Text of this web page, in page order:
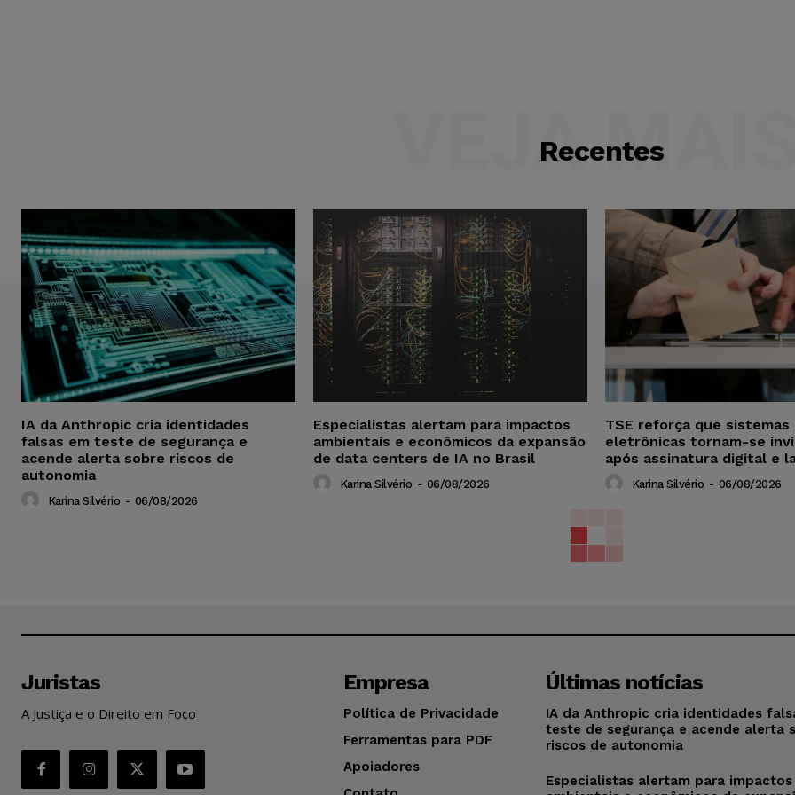
Recentes
VEJA
IA da Anthropic cria identidades
falsas em teste de segurança e
acende alerta sobre riscos de
autonomia
Karina Silvério - 06/08/2026
Especialistas alertam para impactos
ambientais e econômicos da expansão
de data centers de IA no Brasil
Karina Silvério - 06/08/2026
TSE reforça que sistemas
eletrônicas tornam-se
após assinatura digital e
Karina Silvério - 06/08/2026
Juristas
A Justiça e o Direito em Foco
Empresa
Política de Privacidade
Ferramentas para PDF
Apoiadores
Últimas notícias
IA da Anthropic cria identidades
teste de segurança e acende alerta
riscos de autonomia
Especialistas alertam para impactos